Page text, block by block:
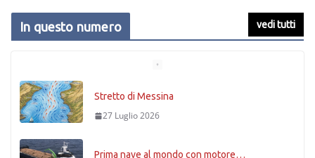
In questo numero vedi tutti
Stretto di Messina
27 Luglio 2026
Prima nave al mondo con motore…